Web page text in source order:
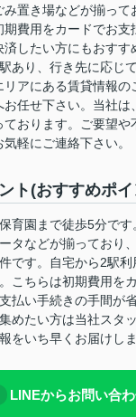
み置き場などが揃って
期費用をカードでお支
済したい方にもおすす
あり、行き先に応じ
リアにある賃貸情報の
お任せ下さい。当社は
ております。ご要望や
軽にご連絡下さい。
ト(おすすめポイ
育園まで徒歩5分で
タなどが揃っており
です。自宅から2駅
こちらは初期費用を
払い手続きの手間が
めたい方は当社スタ
をいち早くお届けしま
LINEからお問い合